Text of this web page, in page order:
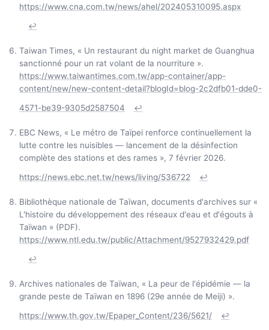
https://www.cna.com.tw/news/ahel/202405310095.aspx
↩
Taiwan Times, « Un restaurant du night market de Guanghua
sanctionné pour un rat volant de la nourriture ».
https://www.taiwantimes.com.tw/app-container/app-
content/new/new-content-detail?blogId=blog-2c2dfb01-dde0-
4571-be39-9305d2587504
↩
EBC News, « Le métro de Taïpei renforce continuellement la
lutte contre les nuisibles — lancement de la désinfection
complète des stations et des rames », 7 février 2026.
https://news.ebc.net.tw/news/living/536722
↩
Bibliothèque nationale de Taïwan, documents d'archives sur «
L'histoire du développement des réseaux d'eau et d'égouts à
Taïwan » (PDF).
https://www.ntl.edu.tw/public/Attachment/9527932429.pdf
↩
Archives nationales de Taïwan, « La peur de l'épidémie — la
grande peste de Taïwan en 1896 (29e année de Meiji) ».
https://www.th.gov.tw/Epaper_Content/236/5621/
↩